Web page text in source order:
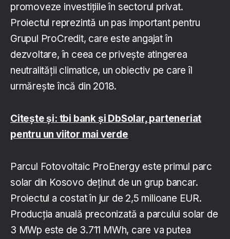
promoveze investițiile în sectorul privat.
Proiectul reprezintă un pas important pentru
Grupul ProCredit, care este angajat în
dezvoltare, în ceea ce privește atingerea
neutralității climatice, un obiectiv pe care îl
urmărește încă din 2018.
Citește și: tbi bank și DbSolar, parteneriat
pentru un viitor mai verde
Parcul Fotovoltaic ProEnergy este primul parc
solar din Kosovo deținut de un grup bancar.
Proiectul a costat în jur de 2,5 milioane EUR.
Producția anuală preconizată a parcului solar de
3 MWp este de 3.711 MWh, care va putea